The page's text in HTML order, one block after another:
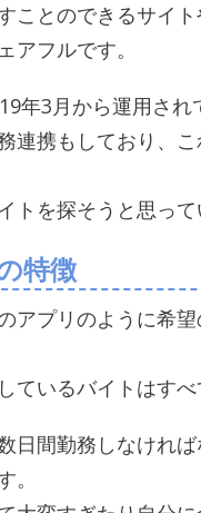
ことのできるサイ
アフルです。
年3月から運用され
連携もしており、
トを探そうと思っ
特徴
アプリのように希
ているバイトはす
日間勤務しなけれ
。